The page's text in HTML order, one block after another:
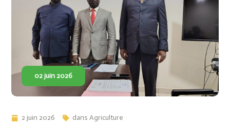
02 juin 2026
2 juin 2026 dansAgriculture